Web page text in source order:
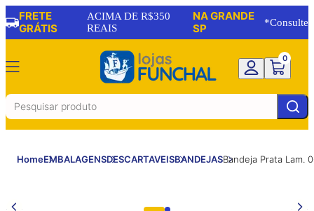
FRETE
GRÁTIS
ACIMA DE R$350
REAIS
NA GRANDE
SP
*Consulte
0
HomeEMBALAGENSDESCARTAVEISBANDEJASBandeja Prata Lam.